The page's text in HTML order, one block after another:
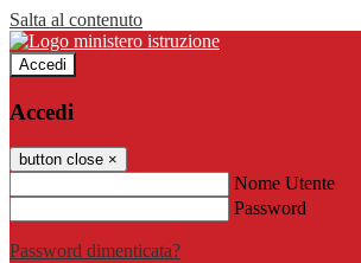
Salta al contenuto
Accedi
Accedi
button close ×
Nome Utente
Password
Password dimenticata?